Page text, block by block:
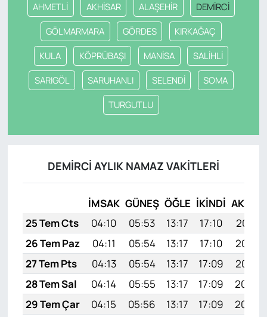
AHMETLİ AKHİSAR ALAŞEHİR DEMİRCİ
GÖLMARMARA GÖRDES KIRKAĞAÇ
KULA KÖPRÜBAŞI MANİSA SALİHLİ
SARIGÖL SARUHANLI SELENDİ SOMA
TURGUTLU
DEMİRCİ AYLIK NAMAZ VAKITLERI
İMSAK GÜNEŞ ÖĞLE İKINDI AKŞAM
25 Tem Cts
04:10 05:53 13:17 17:10
20:31
26 Tem Paz
04:11 05:54 13:17 17:10
20:30
27 Tem Pts
04:13 05:54 13:17 17:09
20:30
28 Tem Sal
04:14 05:55 13:17 17:09
20:29
29 Tem Çar
04:15 05:56 13:17 17:09
20:28